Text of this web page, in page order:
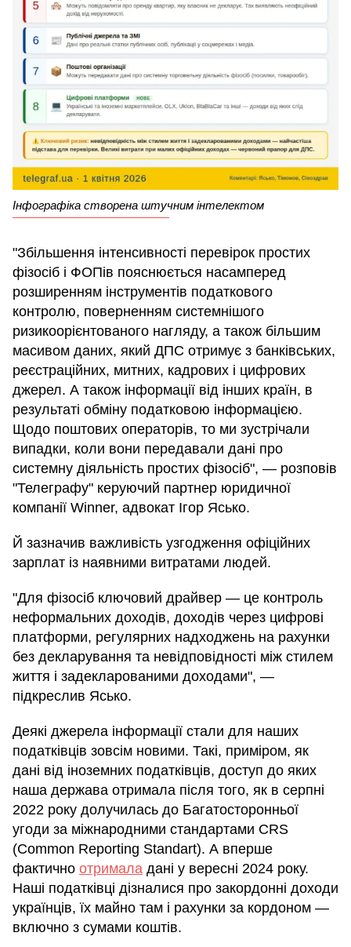
Інфографіка створена штучним інтелектом
"Збільшення інтенсивності перевірок простих
фізосіб і ФОПів пояснюється насамперед
розширенням інструментів податкового
контролю, поверненням системнішого
ризикоорієнтованого нагляду, а також більшим
масивом даних, який ДПС отримує з банківських,
реєстраційних, митних, кадрових і цифрових
джерел. А також інформації від інших країн, в
результаті обміну податковою інформацією.
Щодо поштових операторів, то ми зустрічали
випадки, коли вони передавали дані про
системну діяльність простих фізосіб", — розповів
"Телеграфу" керуючий партнер юридичної
компанії Winner, адвокат Ігор Ясько.
Й зазначив важливість узгодження офіційних
зарплат із наявними витратами людей.
"Для фізосіб ключовий драйвер — це контроль
неформальних доходів, доходів через цифрові
платформи, регулярних надходжень на рахунки
без декларування та невідповідності між стилем
життя і задекларованими доходами", —
підкреслив Ясько.
Деякі джерела інформації стали для наших
податківців зовсім новими. Такі, приміром, як
дані від іноземних податківців, доступ до яких
наша держава отримала після того, як в серпні
2022 року долучилась до Багатосторонньої
угоди за міжнародними стандартами CRS
(Common Reporting Standart). А вперше
фактично отримала дані у вересні 2024 року.
Наші податківці дізналися про закордонні доходи
українців, їх майно там і рахунки за кордоном —
включно з сумами коштів.